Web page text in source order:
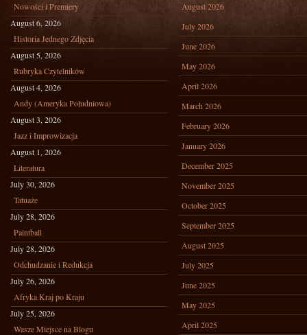
Nowości i Premiery
August 6, 2026
Historia Jednego Zdjęcia
August 5, 2026
Rubryka Czytelników
August 4, 2026
Andy (Ameryka Południowa)
August 3, 2026
Jazz i Improwizacja
August 1, 2026
Literatura
July 30, 2026
Tatuaże
July 28, 2026
Paintball
July 28, 2026
Odchudzanie i Redukcja
July 26, 2026
Afryka Kraj po Kraju
July 25, 2026
Wasze Miejsce na Blogu
August 2026
July 2026
June 2026
May 2026
April 2026
March 2026
February 2026
January 2026
December 2025
November 2025
October 2025
September 2025
August 2025
July 2025
June 2025
May 2025
April 2025